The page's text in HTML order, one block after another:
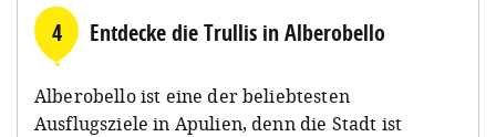
4 Entdecke die Trullis in Alberobello
Alberobello ist eine der beliebtesten
Ausflugsziele in Apulien, denn die Stadt ist